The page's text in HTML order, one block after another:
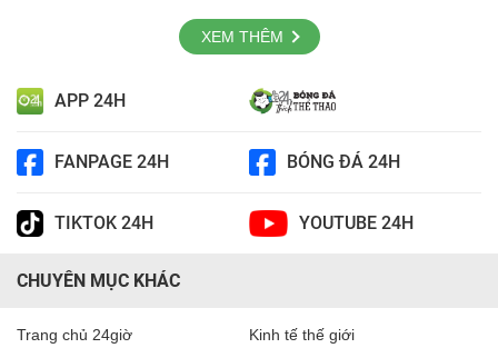
XEM THÊM
APP 24H
FANPAGE 24H BÓNG ĐÁ 24H
TIKTOK 24H YOUTUBE 24H
CHUYÊN MỤC KHÁC
Trang chủ 24giờ Kinh tế thế giới